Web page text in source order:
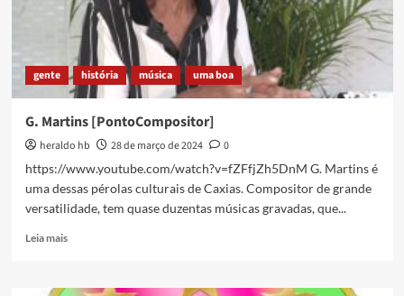
Leite
100
Anos
gente história música uma boa
G. Martins [PontoCompositor]
heraldo hb 28 de março de 2024
0
https://www.youtube.com/watch?v=fZFfjZh5DnM G. Martins é
uma dessas pérolas culturais de Caxias. Compositor de grande
versatilidade, tem quase duzentas músicas gravadas, que...
Leia maisRead
G.